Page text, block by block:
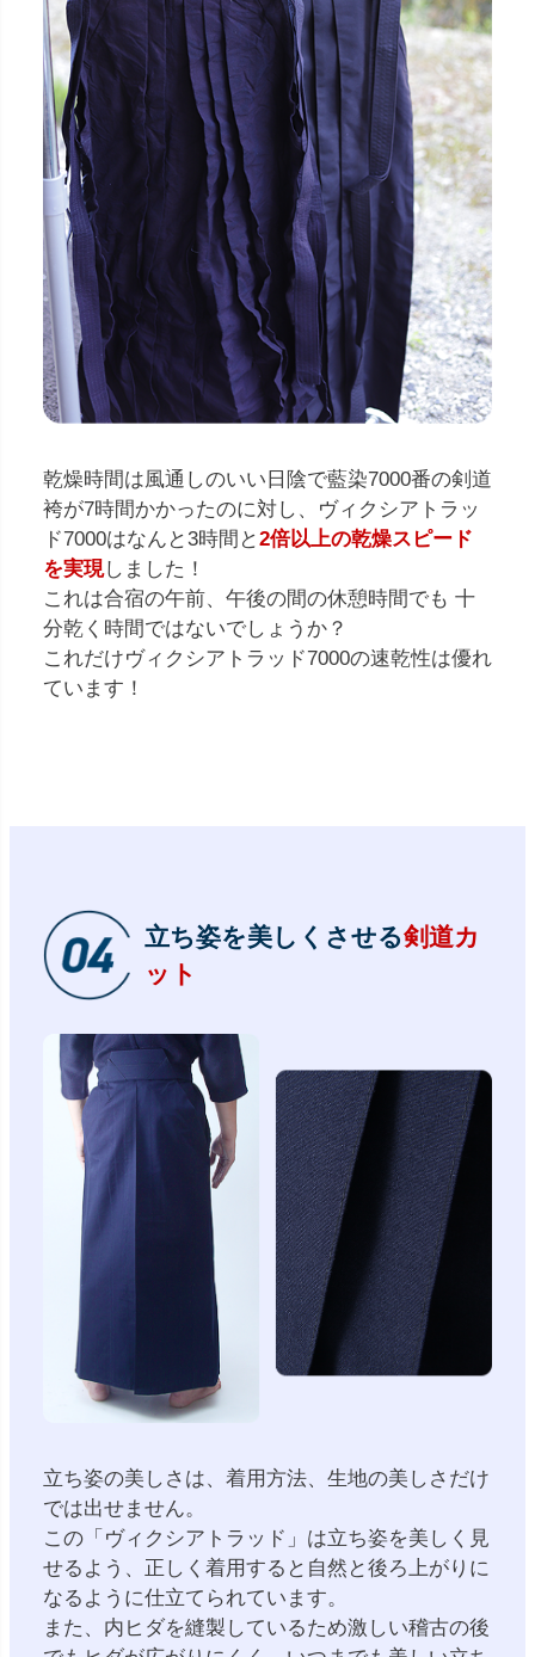
乾燥時間は風通しのいい日陰で藍染7000番の剣道
袴が7時間かかったのに対し、ヴィクシアトラッ
ド7000はなんと3時間と2倍以上の乾燥スピード
を実現しました！
これは合宿の午前、午後の間の休憩時間でも 十
分乾く時間ではないでしょうか？
これだけヴィクシアトラッド7000の速乾性は優れ
ています！
立ち姿を美しくさせる剣道カ
ット
立ち姿の美しさは、着用方法、生地の美しさだけ
では出せません。
この「ヴィクシアトラッド」は立ち姿を美しく見
せるよう、正しく着用すると自然と後ろ上がりに
なるように仕立てられています。
また、内ヒダを縫製しているため激しい稽古の後